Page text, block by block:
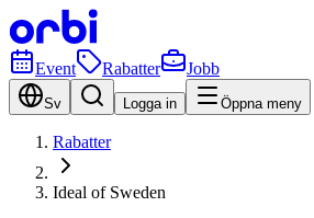
Event Rabatter Jobb
Sv Logga in Öppna meny
Rabatter
Ideal of Sweden